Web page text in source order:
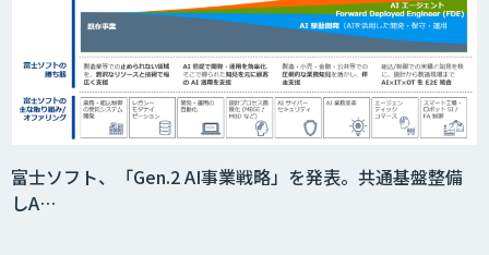
需要予測＋業務最適化AIシステム
『KISS』
imprai ezCheck
富士ソフト、「Gen.2 AI事業戦略」を発表。共通基盤整備
しA…